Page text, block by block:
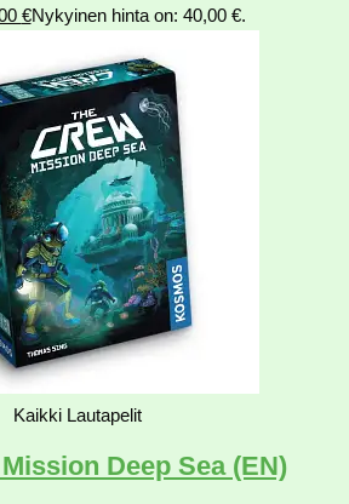
€Nykyinen hinta on: 40,00 €.
Kaikki Lautapelit
Deep Sea (EN)